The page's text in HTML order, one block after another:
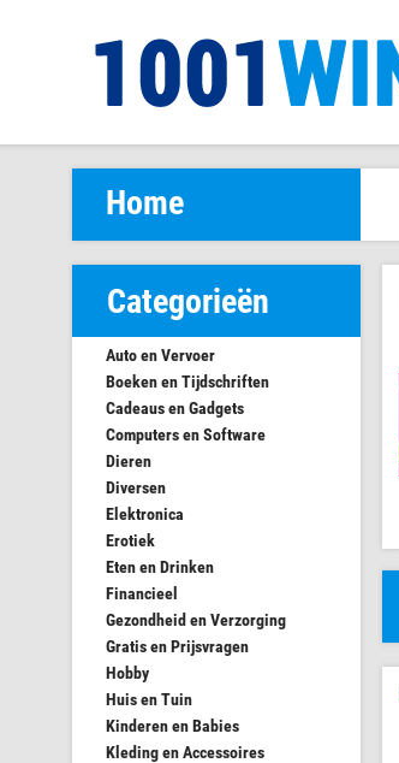
Home
Categorieën
Auto en Vervoer
Boeken en Tijdschriften
Cadeaus en Gadgets
Computers en Software
Dieren
Diversen
Elektronica
Erotiek
Eten en Drinken
Financieel
Gezondheid en Verzorging
Gratis en Prijsvragen
Hobby
Huis en Tuin
Kinderen en Babies
Kleding en Accessoires